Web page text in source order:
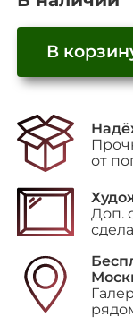
Количество
"Composition"
В
от
Доп.